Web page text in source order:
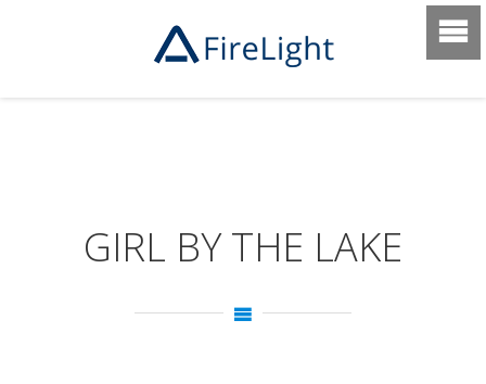
GIRL BY THE LAKE